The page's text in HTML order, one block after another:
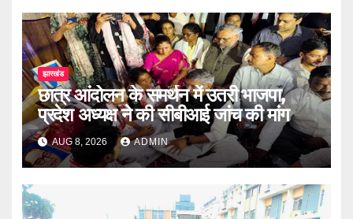
झारखंड
छात्र आंदोलन के समर्थन में उतरी भाजपा,
प्रदेश अध्यक्ष ने की सीबीआई जांच की मांग
AUG 8, 2026 ADMIN